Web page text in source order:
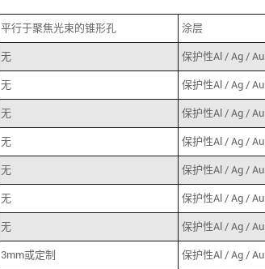
平行于聚焦光束的锥形孔 涂层
无 保护性Al / Ag / Au
无 保护性Al / Ag / Au
无 保护性Al / Ag / Au
无 保护性Al / Ag / Au
无 保护性Al / Ag / Au
无 保护性Al / Ag / Au
无 保护性Al / Ag / Au
3mm或定制 保护性Al / Ag / Au